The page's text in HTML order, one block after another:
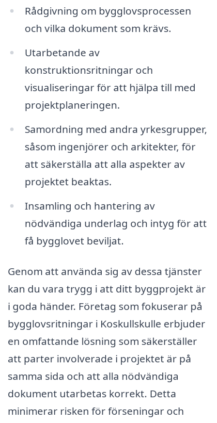
Rådgivning om bygglovsprocessen
och vilka dokument som krävs.
Utarbetande av
konstruktionsritningar och
visualiseringar för att hjälpa till med
projektplaneringen.
Samordning med andra yrkesgrupper,
såsom ingenjörer och arkitekter, för
att säkerställa att alla aspekter av
projektet beaktas.
Insamling och hantering av
nödvändiga underlag och intyg för att
få bygglovet beviljat.
Genom att använda sig av dessa tjänster
kan du vara trygg i att ditt byggprojekt är
i goda händer. Företag som fokuserar på
bygglovsritningar i Koskullskulle erbjuder
en omfattande lösning som säkerställer
att parter involverade i projektet är på
samma sida och att alla nödvändiga
dokument utarbetas korrekt. Detta
minimerar risken för förseningar och